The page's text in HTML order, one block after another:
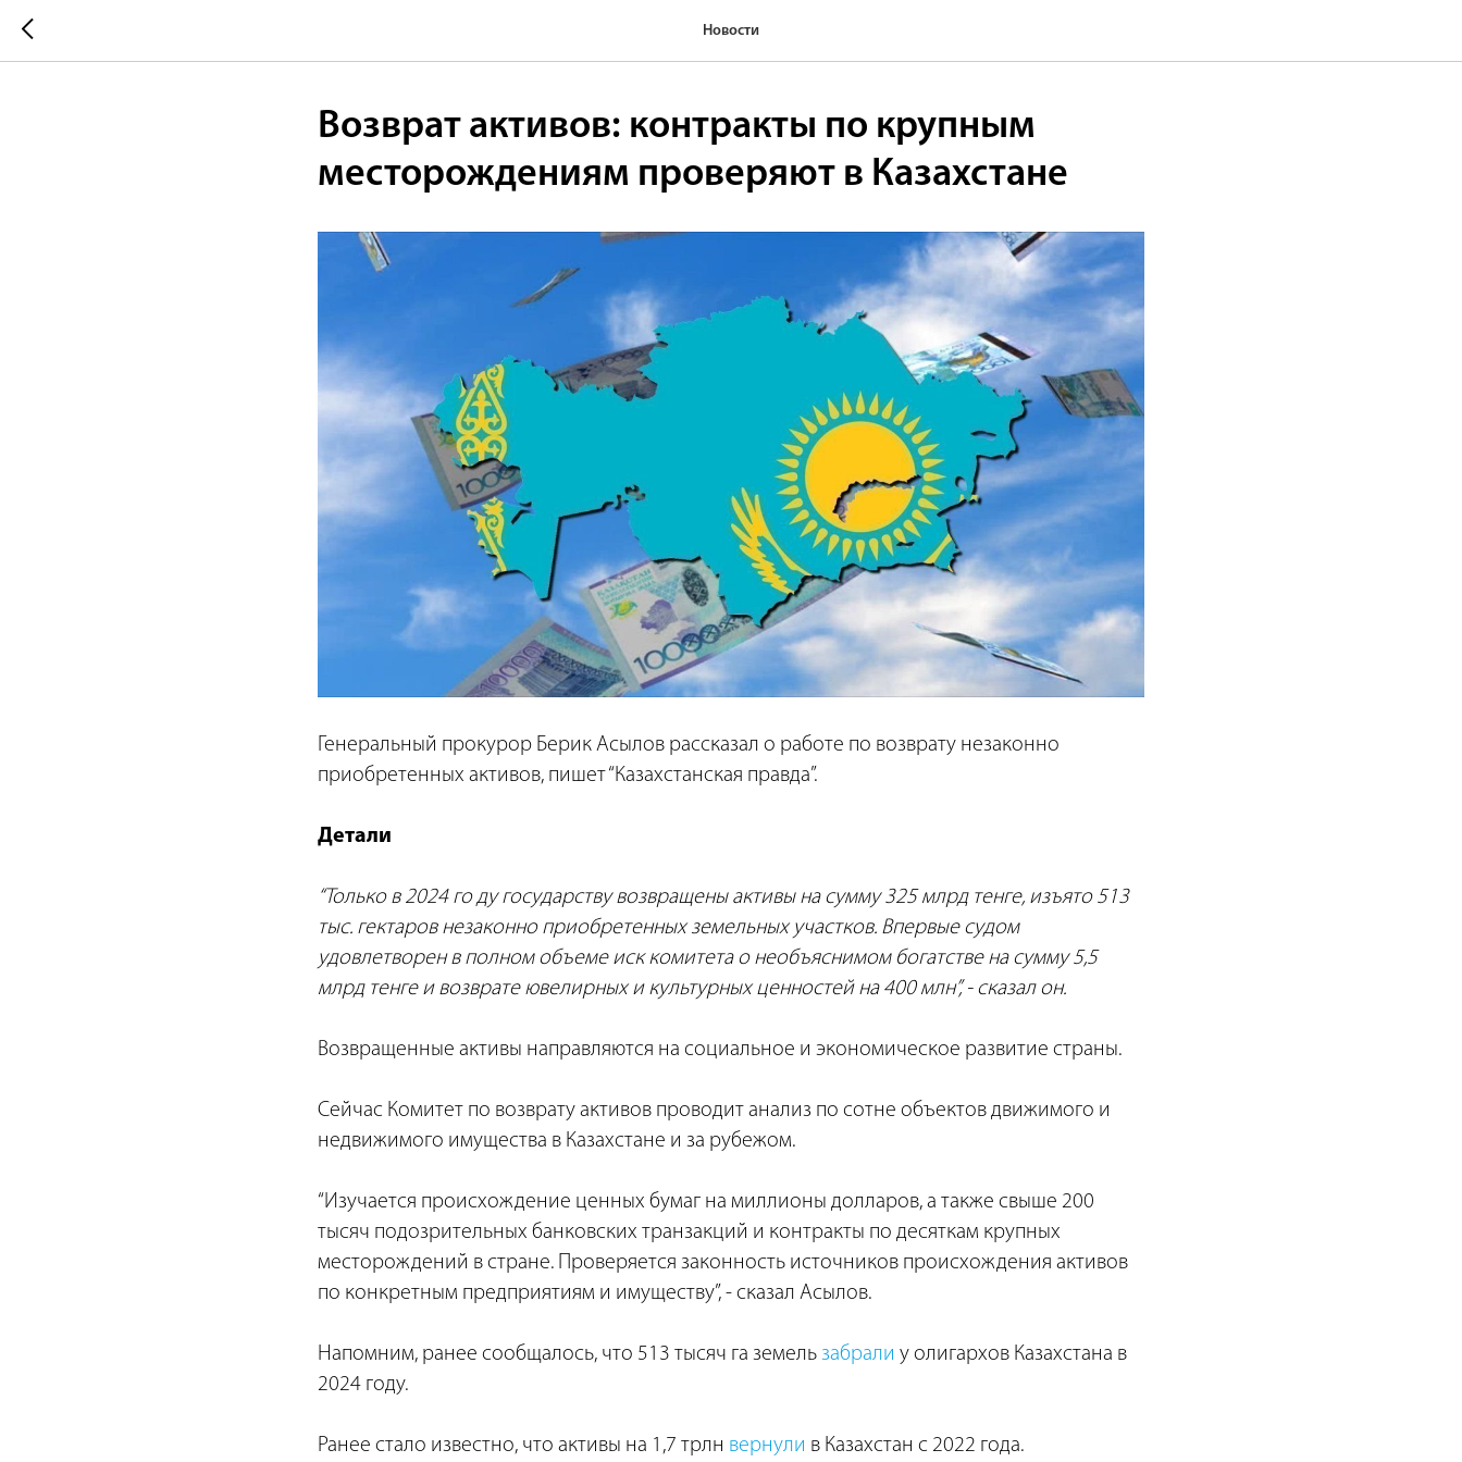
Новости
Возврат активов: контракты по крупным
месторождениям проверяют в Казахстане
Генеральный прокурор Берик Асылов рассказал о работе по возврату незаконно
приобретенных активов, пишет “Казахстанская правда”.
Детали
“Только в 2024 го ду государству возвращены активы на сумму 325 млрд тенге, изъято 513
тыс. гектаров незаконно приобретенных земельных участков. Впервые судом
удовлетворен в полном объеме иск комитета о необъяснимом богатстве на сумму 5,5
млрд тенге и возврате ювелирных и культурных ценностей на 400 млн”, - сказал он.
Возвращенные активы направляются на социальное и экономическое развитие страны.
Сейчас Комитет по возврату активов проводит анализ по сотне объектов движимого и
недвижимого имущества в Казахстане и за рубежом.
“Изучается происхождение ценных бумаг на миллионы долларов, а также свыше 200
тысяч подозрительных банковских транзакций и контракты по десяткам крупных
месторождений в стране. Проверяется законность источников происхождения активов
по конкретным предприятиям и имуществу”, - сказал Асылов.
Напомним, ранее сообщалось, что 513 тысяч га земель забрали у олигархов Казахстана в
2024 году.
Ранее стало известно, что активы на 1,7 трлн вернули в Казахстан с 2022 года.